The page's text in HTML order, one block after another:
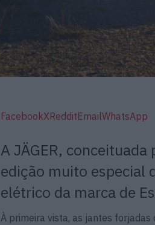
FacebookXRedditEmailWhatsApp
A JÄGER,
edição muito especial
elétrico da marca de
À primeira vista, as jantes